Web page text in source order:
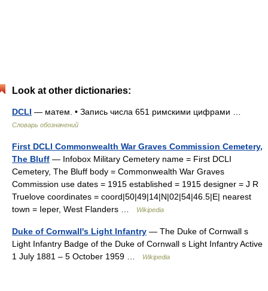
Look at other dictionaries:
DCLI — матем. • Запись числа 651 римскими цифрами …
Словарь обозначений
First DCLI Commonwealth War Graves Commission Cemetery,
The Bluff — Infobox Military Cemetery name = First DCLI
Cemetery, The Bluff body = Commonwealth War Graves
Commission use dates = 1915 established = 1915 designer = J R
Truelove coordinates = coord|50|49|14|N|02|54|46.5|E| nearest
town = Ieper, West Flanders …
Wikipedia
Duke of Cornwall's Light Infantry — The Duke of Cornwall s
Light Infantry Badge of the Duke of Cornwall s Light Infantry Active
1 July 1881 – 5 October 1959 …
Wikipedia